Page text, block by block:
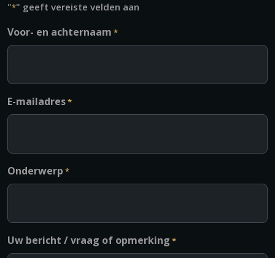
"*" geeft vereiste velden aan
Voor- en achternaam *
E-mailadres*
Onderwerp *
Uw bericht / vraag of opmerking *